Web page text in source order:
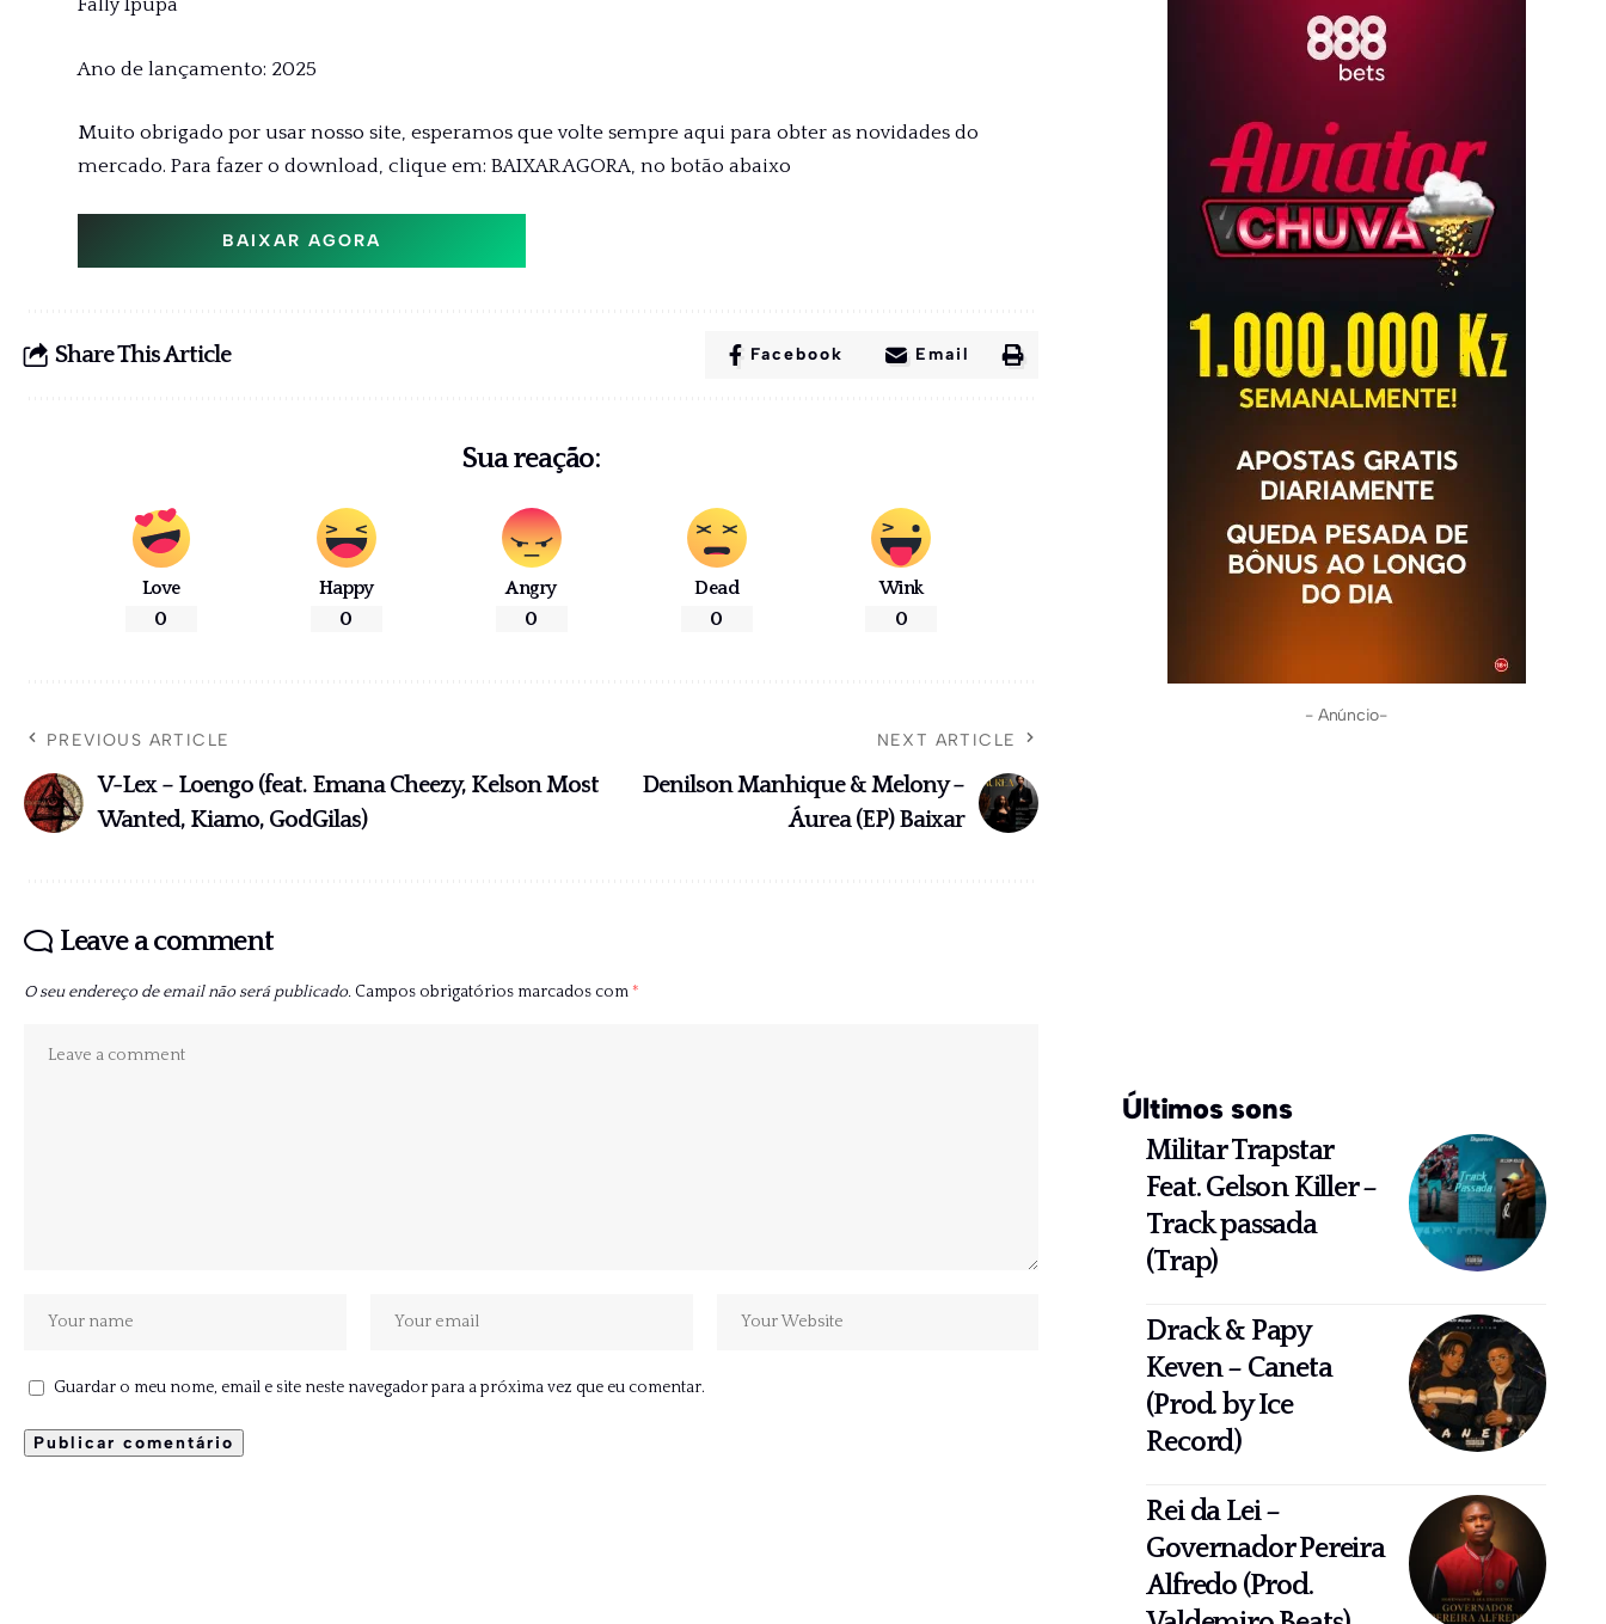
Fally Ipupa
Ano de lançamento: 2025
Muito obrigado por usar nosso site, esperamos que volte sempre aqui para obter as novidades do
mercado. Para fazer o download, clique em: BAIXAR AGORA, no botão abaixo
BAIXAR AGORA
Share This Article Facebook Email
Sua reação:
Love
0
Happy
0
Angry
0
Dead
0
Wink
0
PREVIOUS ARTICLE
V-Lex – Loengo (feat. Emana Cheezy, Kelson Most
Wanted, Kiamo, GodGilas)
NEXT ARTICLE
Denilson Manhique & Melony –
Áurea (EP) Baixar
Leave a comment
O seu endereço de email não será publicado. Campos obrigatórios marcados com*
Guardar o meu nome, email e site neste navegador para a próxima vez que eu comentar.
- Anúncio-
Últimos sons
Militar Trapstar
Feat. Gelson Killer –
Track passada
(Trap)
Drack & Papy
Keven – Caneta
(Prod. by Ice
Record)
Rei da Lei –
Governador Pereira
Alfredo (Prod.